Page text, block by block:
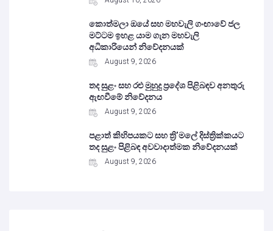
කොත්මලා ඔයේ සහ මහවැලි ගංඟාවේ ජල
මට්ටම ඉහළ යාම ගැන මහවැලි
අධිකාරියෙන් නිවේදනයක්
August 9, 2026
තද සුළං සහ රළු මුහුදු ප්‍රදේශ පිළිබඳව අනතුරු
ඇඟවීමේ නිවේදනය
August 9, 2026
පළාත් කිහිපයකට සහ ත්‍රි’මලේ දිස්ත්‍රික්කයට
තද සුළං පිළිබඳ අවවාදාත්මක නිවේදනයක්
August 9, 2026